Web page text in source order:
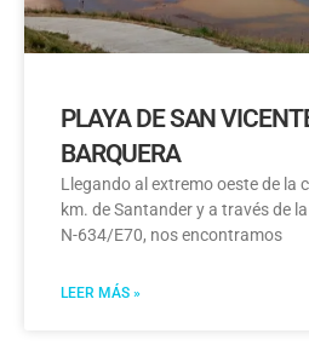
PLAYA DE SAN
BARQUERA
Llegando al extremo oeste de la
km. de Santander y a través de
N-634/E70, nos encontramos
LEER MÁS »